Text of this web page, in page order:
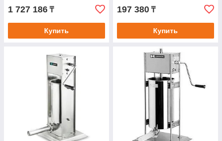
1 727 186 ₸
Купить
197 380 ₸
Купить